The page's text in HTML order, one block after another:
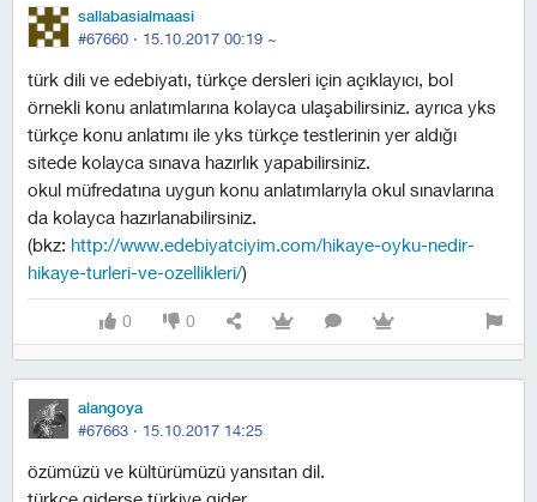
sallabasialmaasi
#67660 · 15.10.2017 00:19 ~
türk dili ve edebiyatı, türkçe dersleri için açıklayıcı, bol
örnekli konu anlatımlarına kolayca ulaşabilirsiniz. ayrıca yks
türkçe konu anlatımı ile yks türkçe testlerinin yer aldığı
sitede kolayca sınava hazırlık yapabilirsiniz.
okul müfredatına uygun konu anlatımlarıyla okul sınavlarına
da kolayca hazırlanabilirsiniz.
(bkz: http://www.edebiyatciyim.com/hikaye-oyku-nedir-
hikaye-turleri-ve-ozellikleri/)
0 0
alangoya
#67663 · 15.10.2017 14:25
özümüzü ve kültürümüzü yansıtan dil.